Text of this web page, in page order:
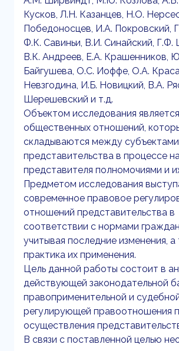
Кусков, Л.Н. Казанцев, Н.О.
Победоносцев, И.А. Покровский,
Ф.К. Савиньи, В.И. Синайский,
В.К. Андреев, Е.А. Крашенников,
Байгушева, О.С. Иоффе, О.А.
Невзгодина, И.Б. Новицкий, В.А.
Шерешевский и т.д.
Объектом исследования
общественных отношений,
складываются между субъектами
представительства в процессе
представителя полномочиями и
Предметом исследования
современное правовое
отношений представительства в
соответствии с нормами
учитывая последние изменения,
практика их применения.
Цель данной работы состоит в
действующей законодательной
правоприменительной и
регулирующей правоотношения
осуществления
В связи с поставленной целью